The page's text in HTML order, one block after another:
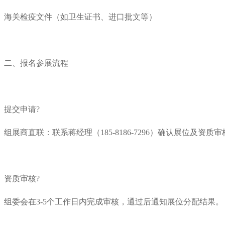
海关检疫文件（如卫生证书、进口批文等）
二、报名参展流程
提交申请?
组展商直联：联系蒋经理（185-8186-7296）确认展位及资质审
资质审核?
组委会在3-5个工作日内完成审核，通过后通知展位分配结果。